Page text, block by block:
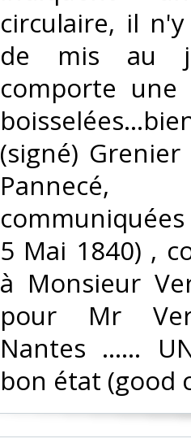
circulaire, il
de mis au
comporte
(signé)
5 Mai 1840) ,
à Monsieur
pour Mr
Nantes ......
bon état (good